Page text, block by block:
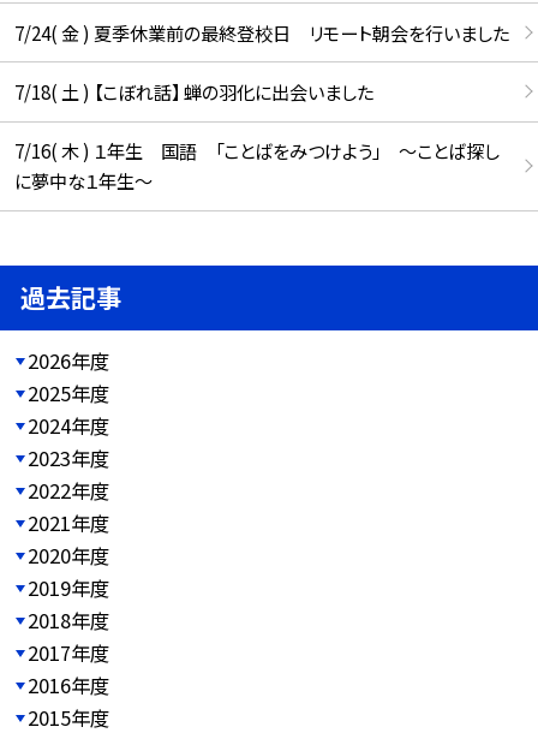
7/24( 金 ) 夏季休業前の最終登校日 リモート朝会を行いました
7/18( 土 ) 【こぼれ話】 蝉の羽化に出会いました
7/16( 木 ) １年生 国語 「ことばをみつけよう」 ～ことば探し
に夢中な１年生～
過去記事
2026年度
2025年度
2024年度
2023年度
2022年度
2021年度
2020年度
2019年度
2018年度
2017年度
2016年度
2015年度